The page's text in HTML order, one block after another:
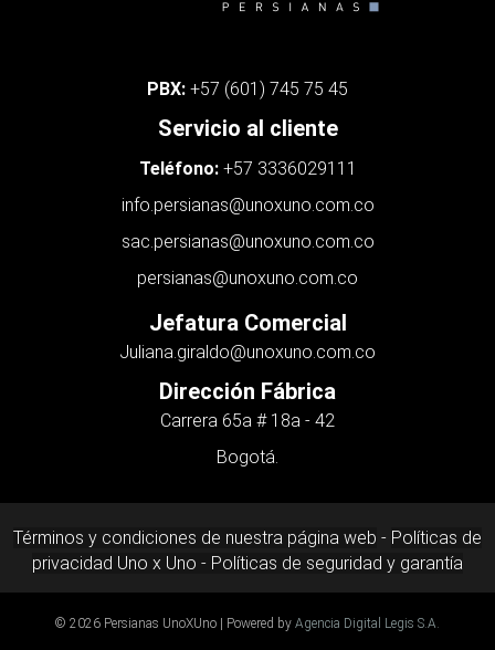
PBX: +57 (601) 745 75 45
Servicio al cliente
Teléfono: +57 3336029111
info.persianas@unoxuno.com.co
sac.persianas@unoxuno.com.co
persianas@unoxuno.com.co
Jefatura Comercial
Juliana.giraldo@unoxuno.com.co
Dirección Fábrica
Carrera 65a # 18a - 42
Bogotá.
Términos y condiciones de nuestra página web - Políticas de
privacidad Uno x Uno - Políticas de seguridad y garantía
© 2026 Persianas UnoXUno | Powered by Agencia Digital Legis S.A.